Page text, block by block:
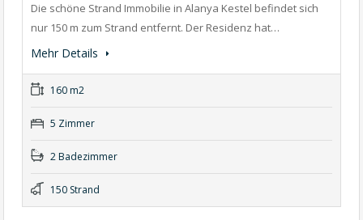
Die schöne Strand Immobilie in Alanya Kestel befindet sich
nur 150 m zum Strand entfernt. Der Residenz hat…
Mehr Details
160 m2
5 Zimmer
2 Badezimmer
150 Strand